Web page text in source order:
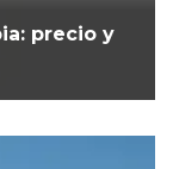
precio y